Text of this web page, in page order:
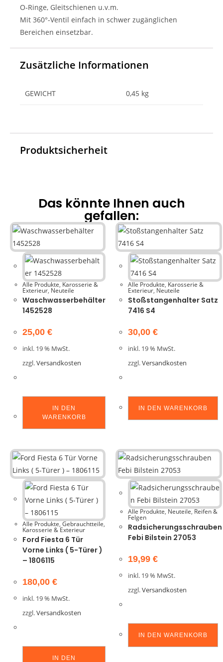
O‑Ringe, Gleitschienen u.v.m.
Mit 360°-Ventil einfach in schwer zugänglichen
Bereichen einsetzbar.
Zusätzliche Informationen
GEWICHT 0,45 kg
Produktsicherheit
Das könnte Ihnen auch
gefallen:
Alle Produkte,Karosserie &
Exterieur, Neuteile
Waschwasserbehälter
1452528
25,00 €
inkl. 19 % MwSt.
zzgl.Versandkosten
IN DEN
WARENKORB
Alle Produkte,Karosserie &
Exterieur, Neuteile
Stoßstangenhalter Satz
7416 S4
30,00 €
inkl. 19 % MwSt.
zzgl.Versandkosten
IN DEN WARENKORB
Alle Produkte,Gebrauchtteile,
Karosserie & Exterieur
Ford Fiesta 6 Tür
Vorne Links ( 5-Türer )
– 1806115
180,00 €
inkl. 19 % MwSt.
zzgl.Versandkosten
IN DEN
Alle Produkte,Neuteile,Reifen &
Felgen
Radsicherungsschrauben
Febi Bilstein 27053
19,99 €
inkl. 19 % MwSt.
zzgl.Versandkosten
IN DEN WARENKORB